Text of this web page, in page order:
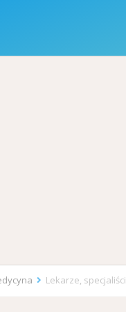
Lekarze, specjaliści